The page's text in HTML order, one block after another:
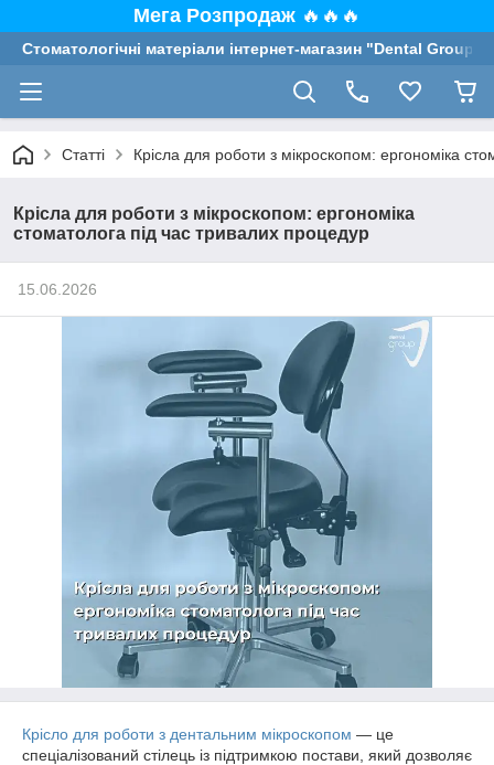
Мега Розпродаж 🔥🔥🔥
Стоматологічні матеріали інтернет-магазин "Dental Group"
Статті Крісла для роботи з мікроскопом: ергономіка
Крісла для роботи з мікроскопом: ергономіка
стоматолога під час тривалих процедур
15.06.2026
Крісло для роботи з дентальним мікроскопом — це
спеціалізований стілець із підтримкою постави, який дозволяє